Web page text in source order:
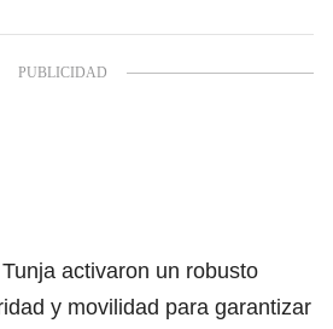
activaron un robusto
y movilidad para garantizar